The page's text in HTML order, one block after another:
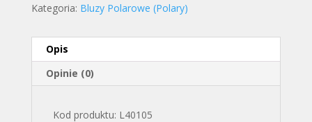
Kategoria: Bluzy Polarowe (Polary)
Opis
Opinie (0)
Kod produktu: L40105